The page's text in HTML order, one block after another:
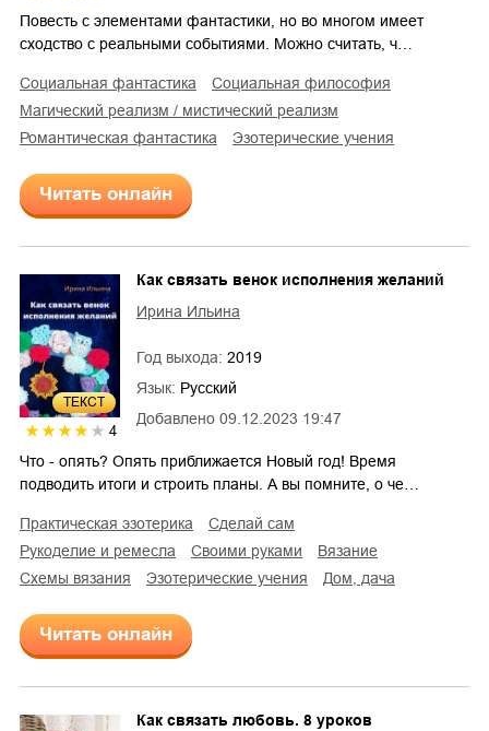
Повесть с элементами фантастики, но во многом имеет
сходство с реальными событиями. Можно считать, ч…
социальная фантастика
социальная философия
магический реализм / мистический реализм
романтическая фантастика
эзотерические учения
Читать онлайн
ТЕКСТ
4
Добавлено 09.12.2023 19:47
Как связать венок исполнения желаний
Ирина Ильина
Год выхода: 2019
Язык: Русский
Что - опять? Опять приближается Новый год! Время
подводить итоги и строить планы. А вы помните, о че…
практическая эзотерика
сделай сам
рукоделие и ремесла
своими руками
вязание
схемы вязания
эзотерические учения дом, дача
Читать онлайн
Как связать любовь. 8 уроков